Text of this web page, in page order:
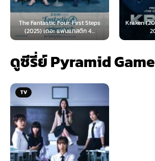
First Steps
นแทสติก 4...
Kraken (2025) คราเคน เลื้อยสยอง
20,000 โยชน์...
ดูซีรี่ย์ Pyramid Game
TV